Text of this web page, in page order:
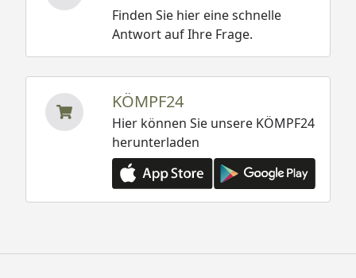
Finden Sie hier eine schnelle
Antwort auf Ihre Frage.
KÖMPF24
Hier können Sie unsere KÖMPF24
herunterladen